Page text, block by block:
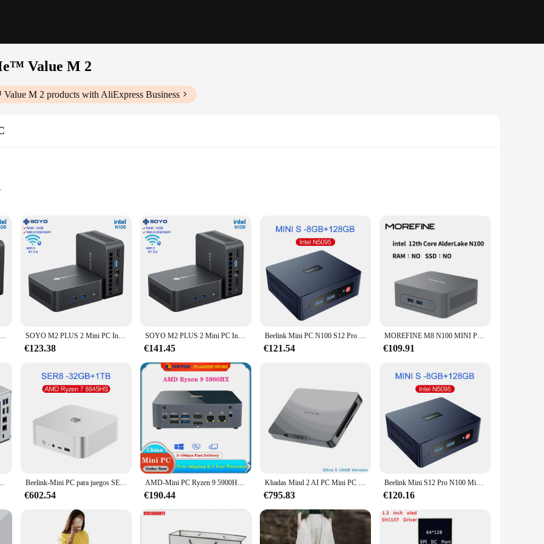
Value M 2
Value M 2 products with AliExpress Business
support
epitome of performance and portability. This barebón and mini PC is engineered to deliver rapid data transfer rates, making it an ideal
on space. Its sleek design ensures it fits seamlessly into any environment, from the office to the home. With a focus on
and longevity.
just about speed; it's also about capacity. Whether you're looking to store large amounts of data or need a reliable backup solution, this
with a wide range of wholesale, vendor, and supplier networks ensures that you have access to the latest technology and
space-saving solutions without sacrificing performance. With its wholesale availability, vendors, and suppliers can offer this product to
quality choice.
SOYO M2 PLUS 2 Mini PC Intel Alder Lake N100 Windows 11 Pro Mini PC 16GB DDR4 512GB PCIe M.2 SSD WiFi 5 BT5.0 computadora de escritorio SOYO M2 PLUS 2 Mini PC Intel Alder Lake N100 Windows 11 Pro Mini PC 16GB DDR4 512GB PCIe M.2 SSD WiFi 5 BT5.0 computadora de escritorio
€123.38
SOYO M2 PLUS 2 Mini PC Intel Alder Lake N100 Windows 11 Pro Mini PC 16GB DDR4 512GB PCIe M.2 SSD WiFi 5 BT5.0 computadora de escritorio
€141.45
Beelink Mini PC N100 S12 Pro 16G500G Mini S Intel 11. a generación N5095 8GB 128GB SSD ordenador de juegos de escritorio N95 VS GK3V GK Mini J4125
€121.54
MOREFINE M8 N100 MINI PC WiFi 5 BT4.2 DDR4 32G 1TB NVME Windows11 Pro Mini ordenador Dual canal SSD portátil Pc Gaming portátil
€109.91
de escritorio para juegos con OCuiLink/WiFi 6/2*2.5LAN Beelink-Mini PC para juegos SER8, potente PC AI con AMD Ryzen 7 8845HS 32G DDR5 1T NVME PCIe4.0 SSD 2024 Gbps, ordenador de escritorio, 2,5
€602.54
AMD-Mini PC Ryzen 9 5900HX 7 5700U Windows 11 Dual LAN NVMe SSD Vega 8, ordenador de escritorio para juegos, gráficos tipo C, WiFi6E, 2023
€190.44
Khadas Mind 2 AI PC Mini PC para juegos Intel Core Ultra 7 155H 16C/22T Intel Arc ™ GPU 64GB RAM 2TB SSD, Thunderbolt 4, pantalla triple
€795.83
Beelink Mini S12 Pro N100 Mini S Intel N5095 Mini PC N95 8GB 128GB SSD ordenador de juegos de escritorio VS J4125 GK Mini GK3V
€120.16